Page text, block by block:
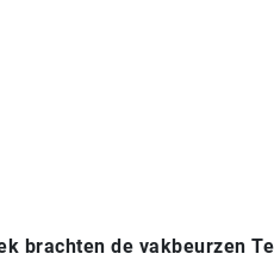
brachten de vakbeurzen